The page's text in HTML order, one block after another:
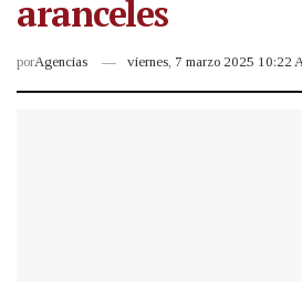
aranceles
porAgencias viernes, 7 marzo 2025 10:22